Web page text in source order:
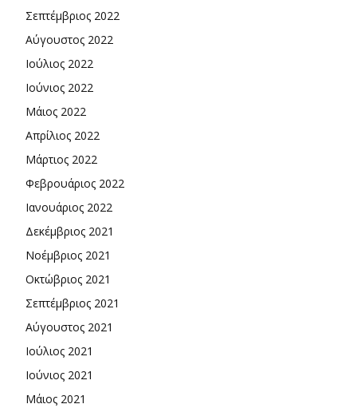
Σεπτέμβριος 2022
Αύγουστος 2022
Ιούλιος 2022
Ιούνιος 2022
Μάιος 2022
Απρίλιος 2022
Μάρτιος 2022
Φεβρουάριος 2022
Ιανουάριος 2022
Δεκέμβριος 2021
Νοέμβριος 2021
Οκτώβριος 2021
Σεπτέμβριος 2021
Αύγουστος 2021
Ιούλιος 2021
Ιούνιος 2021
Μάιος 2021